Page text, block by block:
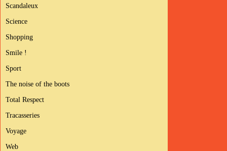
Scandaleux
Science
Shopping
Smile !
Sport
The noise of the boots
Total Respect
Tracasseries
Voyage
Web